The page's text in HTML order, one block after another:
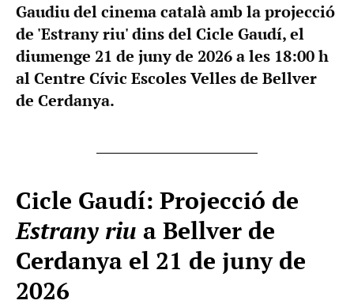
Gaudiu del cinema català amb la projecció
de 'Estrany riu' dins del Cicle Gaudí, el
diumenge 21 de juny de 2026 a les 18:00 h
al Centre Cívic Escoles Velles de Bellver
de Cerdanya.
Cicle Gaudí: Projecció de
Estrany riu a Bellver de
Cerdanya el 21 de juny de
2026